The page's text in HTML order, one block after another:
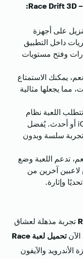
على أجهزة
داخل التطبيق
وفتح مستويات
نعم، يمكنك الاستمتاع
مما يجعلها مثالية
تتطلب اللعبة نظام
تشغيل أندرويد 5.0 أو أحدث، أو iOS 10.0 أو أحدث. يُفضل
سلسة وبدون
تدعم اللعبة وضع
آخرين من
وإثارة.
تجربة مذهلة لعشاق
تحميل لعبة Race
الأندرويد والآيفون